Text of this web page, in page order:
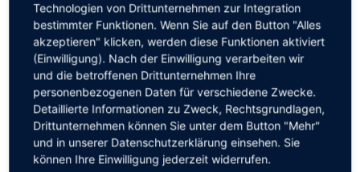
Vorherig
Wandern und Wein nach
Hammerstein am 7. September
Nächstes
Baubeginn zur Umgestaltung der
Ernst-Schwickerath-Allee
Technologien von Drittunternehmen zur Integration
bestimmter Funktionen. Wenn Sie auf den Button "Alles
akzeptieren" klicken, werden diese Funktionen aktiviert
(Einwilligung). Nach der Einwilligung verarbeiten wir
und die betroffenen Drittunternehmen Ihre
personenbezogenen Daten für verschiedene Zwecke.
Detaillierte Informationen zu Zweck, Rechtsgrundlagen,
Drittunternehmen können Sie unter dem Button "Mehr"
und in unserer Datenschutzerklärung einsehen. Sie
können Ihre Einwilligung jederzeit widerrufen.